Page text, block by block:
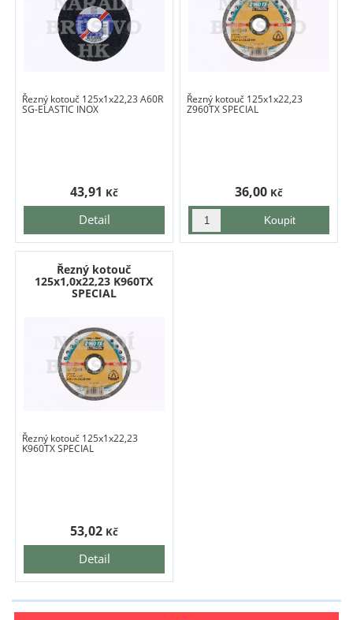
Řezný kotouč 125x1x22,23 A60R
SG-ELASTIC INOX
Detail
43,91 Kč
Řezný kotouč 125x1x22,23
Z960TX SPECIAL
36,00 Kč
Řezný kotouč
125x1,0x22,23 K960TX
SPECIAL
Řezný kotouč 125x1x22,23
K960TX SPECIAL
Detail
53,02 Kč